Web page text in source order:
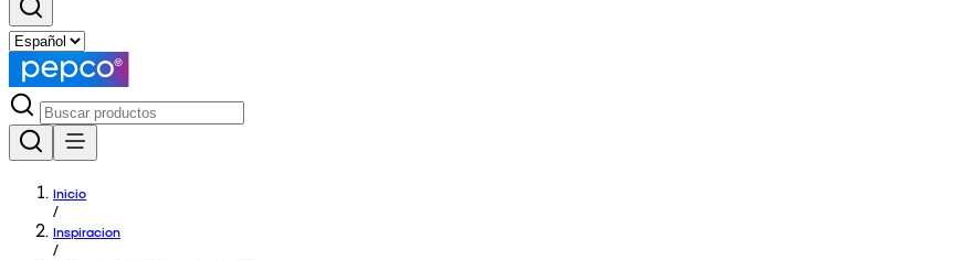
Inicio
/
Inspiracion
/